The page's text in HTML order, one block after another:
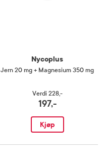
Nycoplus
Jern 20 mg + Magnesium 350 mg
Verdi 228,-
197,-
Kjøp